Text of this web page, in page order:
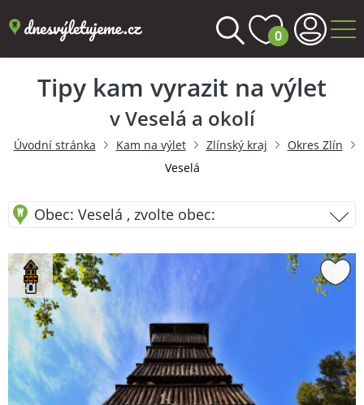
0
Tipy kam vyrazit na výlet
v Veselá a okolí
Úvodní stránka Kam na výlet Zlínský kraj
Okres Zlín
Veselá
Obec: Veselá , zvolte obec: